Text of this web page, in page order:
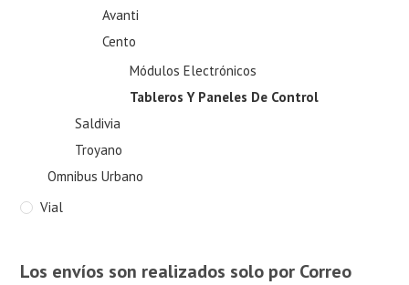
Avanti
Cento
Módulos Electrónicos
Tableros Y Paneles De Control
Saldivia
Troyano
Omnibus Urbano
Vial
Los envíos son realizados solo por Correo